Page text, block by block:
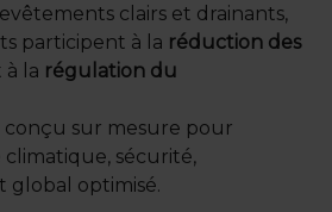
clairs et drainants,
participent à la réduction des
à la régulation du
conçu sur mesure pour
sécurité,
global optimisé.